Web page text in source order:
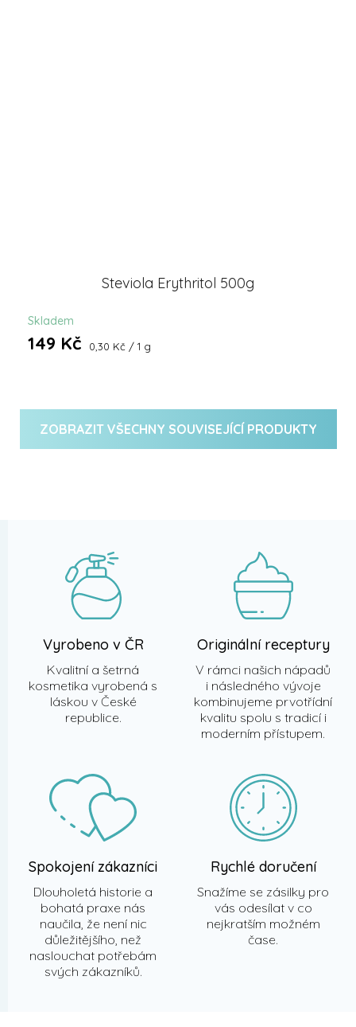
Steviola Erythritol 500g
Skladem
149 Kč
Měrná
0,30 Kč / 1 g
ZOBRAZIT VŠECHNY SOUVISEJÍCÍ PRODUKTY
Vyrobeno v ČR
Kvalitní a šetrná
kosmetika vyrobená s
láskou v České
republice.
Originální receptury
V rámci našich nápadů
i následného vývoje
kombinujeme prvotřídní
kvalitu spolu s tradicí i
moderním přístupem.
Spokojení zákazníci
Dlouholetá historie a
bohatá praxe nás
naučila, že není nic
důležitějšího, než
naslouchat potřebám
svých zákazníků.
Rychlé doručení
Snažíme se zásilky pro
vás odesílat v co
nejkratším možném
čase.